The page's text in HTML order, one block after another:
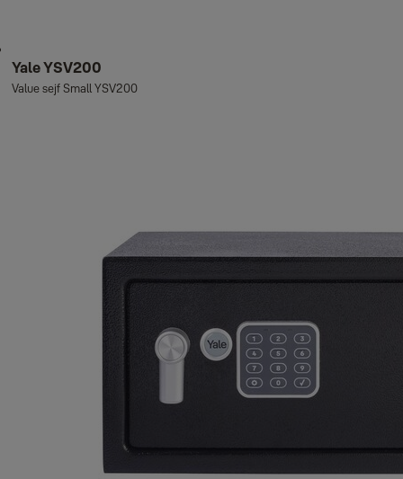
Yale YSV200
Value sejf Small YSV200